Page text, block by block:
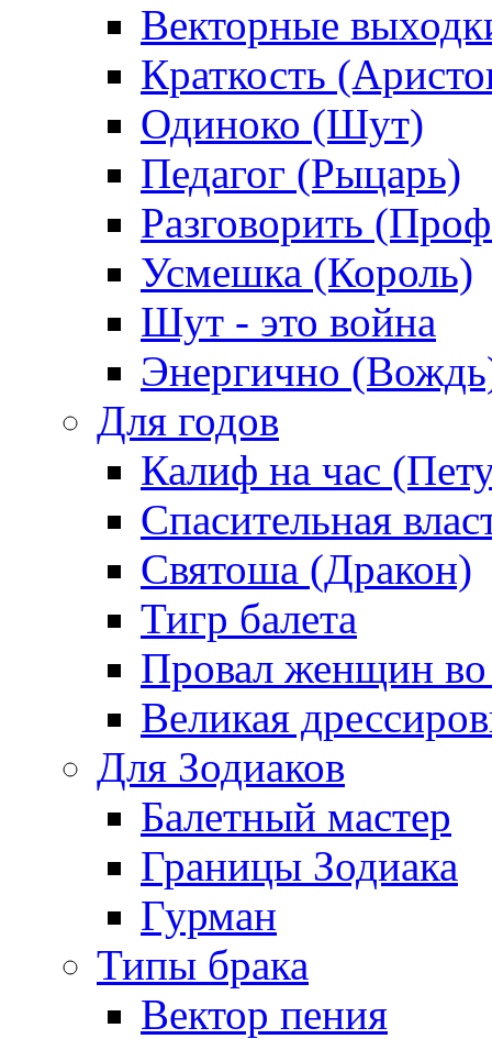
Векторные
Краткость
Одиноко (Шут)
Педагог (Рыцарь)
Разговорить
Усмешка (Король)
Шут - это война
Энергично
Для годов
Калиф на час
Спасительная
Святоша (Дракон)
Тигр балета
Провал женщин во
Великая
Для Зодиаков
Балетный мастер
Границы Зодиака
Гурман
Типы брака
Вектор пения